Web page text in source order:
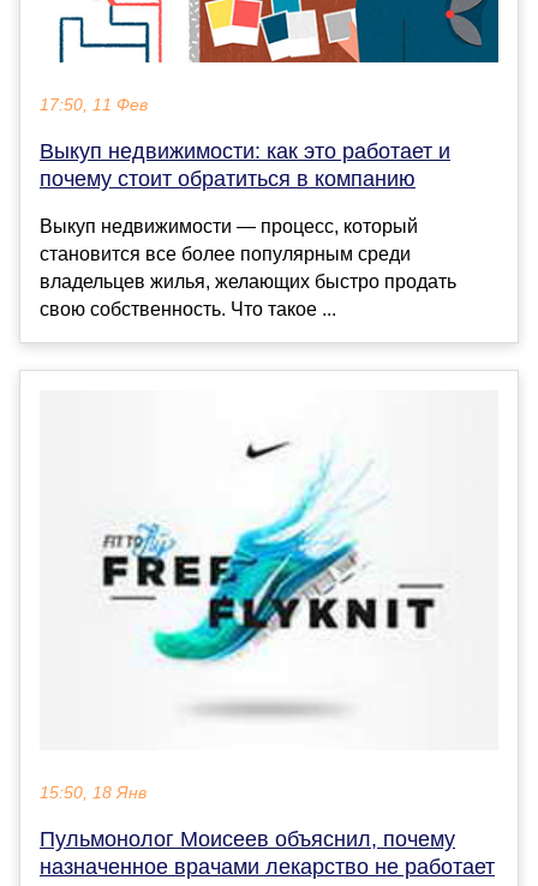
17:50, 11 Фев
Выкуп недвижимости: как это работает и
почему стоит обратиться в компанию
Выкуп недвижимости — процесс, который
становится все более популярным среди
владельцев жилья, желающих быстро продать
свою собственность. Что такое ...
15:50, 18 Янв
Пульмонолог Моисеев объяснил, почему
назначенное врачами лекарство не работает